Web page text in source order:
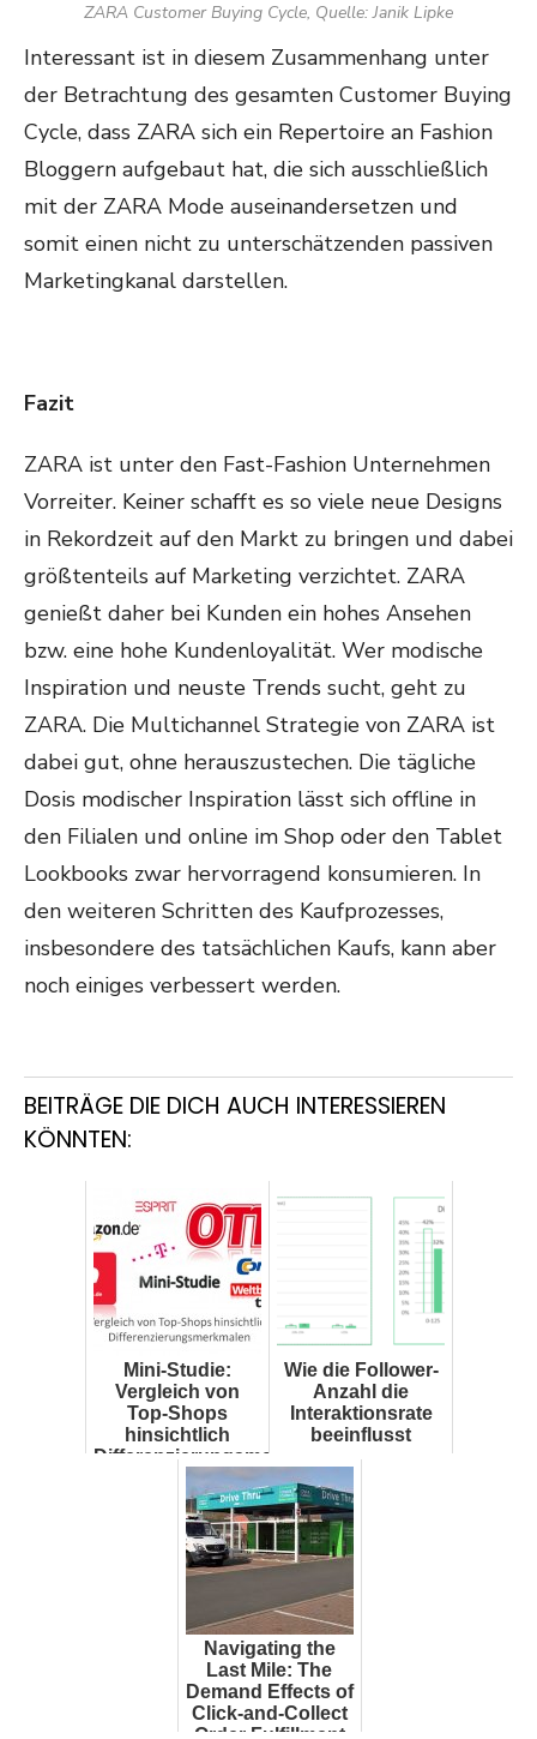
ZARA Customer Buying Cycle, Quelle: Janik Lipke
Interessant ist in diesem Zusammenhang unter
der Betrachtung des gesamten Customer Buying
Cycle, dass ZARA sich ein Repertoire an Fashion
Bloggern aufgebaut hat, die sich ausschließlich
mit der ZARA Mode auseinandersetzen und
somit einen nicht zu unterschätzenden passiven
Marketingkanal darstellen.
Fazit
ZARA ist unter den Fast-Fashion Unternehmen
Vorreiter. Keiner schafft es so viele neue Designs
in Rekordzeit auf den Markt zu bringen und dabei
größtenteils auf Marketing verzichtet. ZARA
genießt daher bei Kunden ein hohes Ansehen
bzw. eine hohe Kundenloyalität. Wer modische
Inspiration und neuste Trends sucht, geht zu
ZARA. Die Multichannel Strategie von ZARA ist
dabei gut, ohne herauszustechen. Die tägliche
Dosis modischer Inspiration lässt sich offline in
den Filialen und online im Shop oder den Tablet
Lookbooks zwar hervorragend konsumieren. In
den weiteren Schritten des Kaufprozesses,
insbesondere des tatsächlichen Kaufs, kann aber
noch einiges verbessert werden.
BEITRÄGE DIE DICH AUCH INTERESSIEREN
KÖNNTEN:
Mini-Studie:
Vergleich von
Top-Shops
hinsichtlich
Differenzierungsmerkmalen
Wie die Follower-
Anzahl die
Interaktionsrate
beeinflusst
Navigating the
Last Mile: The
Demand Effects of
Click-and-Collect